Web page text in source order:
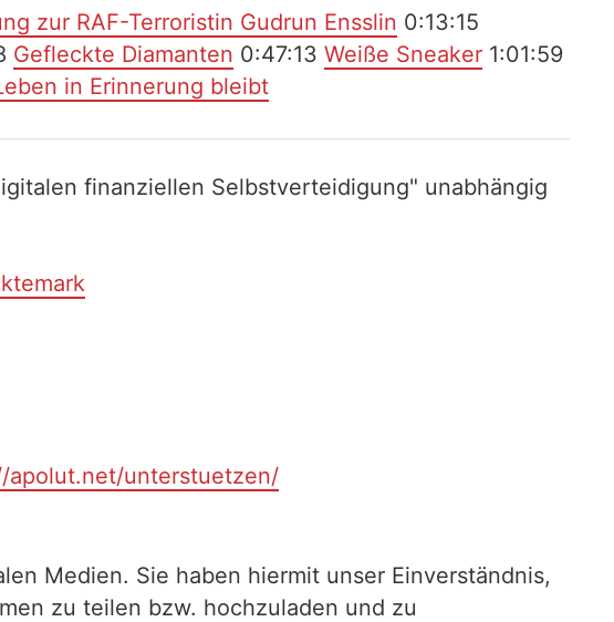
zur RAF-Terroristin Gudrun Ensslin 0:13:15
Gefleckte Diamanten 0:47:13 Weiße Sneaker 1:01:59
in Erinnerung bleibt
finanziellen Selbstverteidigung" unabhängig
apolut.net/unterstuetzen/
Medien. Sie haben hiermit unser Einverständnis,
zu teilen bzw. hochzuladen und zu